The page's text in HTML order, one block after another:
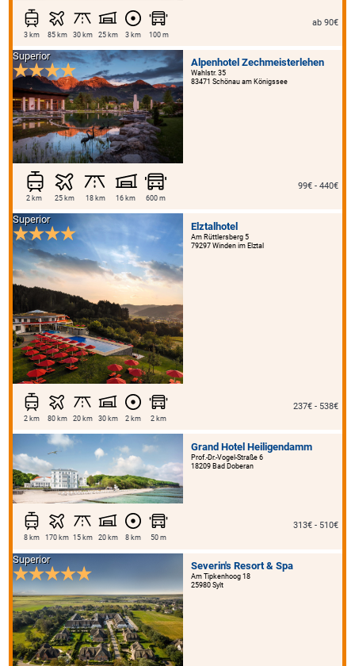
3 km 85 km 30 km 25 km 3 km 100 m
ab 90€
Alpenhotel Zechmeisterlehen
Wahlstr. 35
83471 Schönau am Königssee
Superior
2 km 25 km 18 km 16 km 600 m
99€ - 440€
Elztalhotel
Am Rüttlersberg 5
79297 Winden im Elztal
Superior
2 km 80 km 20 km 30 km 2 km 2 km
237€ - 538€
Grand Hotel Heiligendamm
Prof.-Dr.-Vogel-Straße 6
18209 Bad Doberan
8 km 170 km 15 km 20 km 8 km 50 m
313€ - 510€
Severin's Resort & Spa
Am Tipkenhoog 18
25980 Sylt
Superior